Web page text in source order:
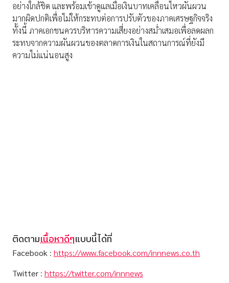
อย่างใกล้ชิด และพร้อมเข้าดูแลเมื่อเงินบาทเคลื่อนไหวผันผวน
มากผิดปกติเพื่อไม่ให้กระทบต่อการปรับตัวของภาคเศรษฐกิจจริง
ทั้งนี้ ภาคเอกชนควรบริหารความเสี่ยงอย่างสม่ำเสมอเพื่อลดผลก
ระทบจากความผันผวนของตลาดการเงินในสถานการณ์ที่ยังมี
ความไม่แน่นอนสูง
ติดตามเนื้อหาดีๆแบบนี้ได้ที่
Facebook : https://www.facebook.com/innnews.co.th
Twitter : https://twitter.com/innnews